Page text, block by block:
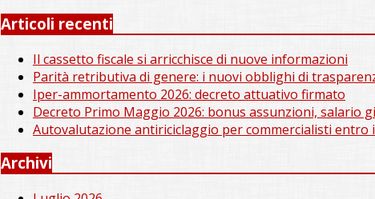
Articoli recenti
Il cassetto fiscale si arricchisce di nuove informazioni
Parità retributiva di genere: i nuovi obblighi di
Iper-ammortamento 2026: decreto attuativo firmato
Decreto Primo Maggio 2026: bonus assunzioni, salario
Autovalutazione antiriciclaggio per commercialisti entro
Archivi